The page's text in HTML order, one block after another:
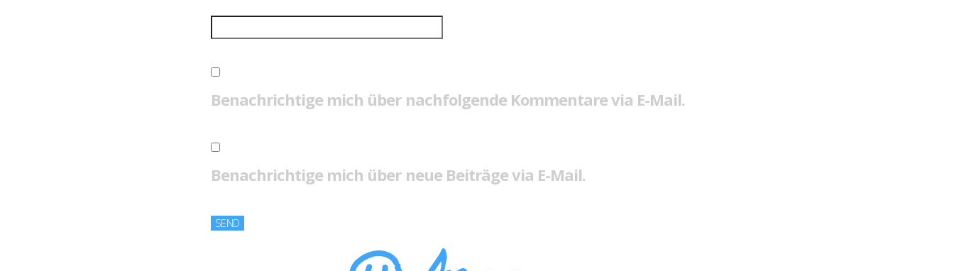
Benachrichtige mich über nachfolgende Kommentare via E-Mail.
Benachrichtige mich über neue Beiträge via E-Mail.